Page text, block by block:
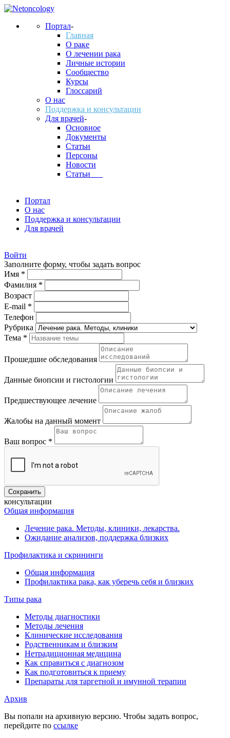
Портал-
Главная
О раке
О лечении рака
Личные истории
Сообщество
Курсы
Глоссарий
О нас
Поддержка и консультации
Для врачей-
Основное
Документы
Статьи
Персоны
Новости
Статьи___
Портал
О нас
Поддержка и консультации
Для врачей
Войти
Заполните форму, чтобы задать вопрос
Имя *
Фамилия *
Возраст
E-mail *
Телефон
Рубрика
Тема *
Прошедшие обследования
Данные биопсии и гистологии
Предшествующее лечение
Жалобы на данный момент
Ваш вопрос *
консультации
Общая информация
Лечение рака. Методы, клиники, лекарства.
Ожидание анализов, поддержка близких
Профилактика и скрининги
Общая информация
Профилактика рака, как уберечь себя и близких
Типы рака
Методы диагностики
Методы лечения
Клинические исследования
Родственникам и близким
Нетрадиционная медицина
Как справиться с диагнозом
Как подготовиться к приему
Препараты для таргетной и имунной терапии
Архив
Вы попали на архивную версию. Чтобы задать вопрос,
перейдите по ссылке